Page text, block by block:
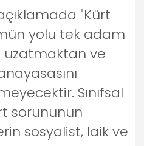
"Kürt
yolu tek adam
ve
Sınıfsal
sorununun
sosyalist, laik ve